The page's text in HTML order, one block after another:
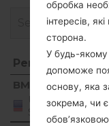
Регіон
Регіон
BMU
United
States
обробка
інтересів,
сторона.
У будь-
допоможе
основу, яка
зокрема, чи